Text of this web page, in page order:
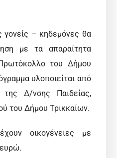
γονείς – κηδεμόνες θα
με τα απαραίτητα
του Δήμου
υλοποιείται από
Δ/νσης Παιδείας,
του Δήμου Τρικκαίων.
οικογένειες με